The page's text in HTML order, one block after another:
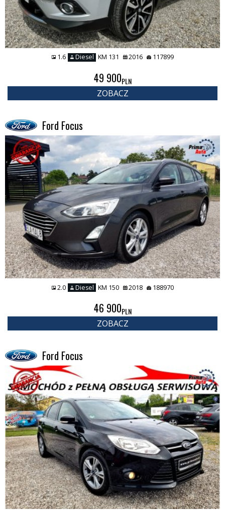
1.6 Diesel KM 131 2016 117899
49 900PLN
ZOBACZ
Ford Focus
2.0 Diesel KM 150 2018 188970
46 900PLN
ZOBACZ
Ford Focus